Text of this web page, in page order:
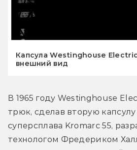
Капсула Westinghouse
внешний вид
В 1965 году Westinghouse
трюк, сделав вторую капсулу
суперсплава Kromarc 55,
технологом Фредериком